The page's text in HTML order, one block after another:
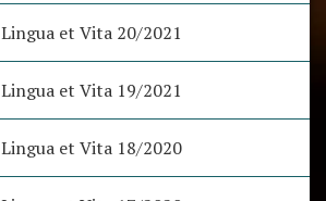
Lingua et Vita 20/2021
Lingua et Vita 19/2021
Lingua et Vita 18/2020